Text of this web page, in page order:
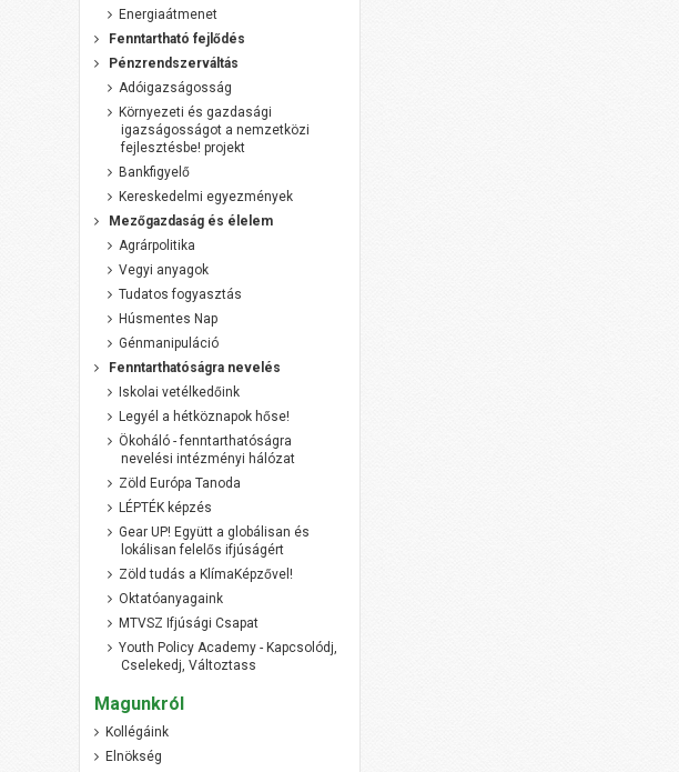
Energiaátmenet
Fenntartható fejlődés
Pénzrendszerváltás
Adóigazságosság
Környezeti és gazdasági
igazságosságot a nemzetközi
fejlesztésbe! projekt
Bankfigyelő
Kereskedelmi egyezmények
Mezőgazdaság és élelem
Agrárpolitika
Vegyi anyagok
Tudatos fogyasztás
Húsmentes Nap
Génmanipuláció
Fenntarthatóságra nevelés
Iskolai vetélkedőink
Legyél a hétköznapok hőse!
Ökoháló - fenntarthatóságra
nevelési intézményi hálózat
Zöld Európa Tanoda
LÉPTÉK képzés
Gear UP! Együtt a globálisan és
lokálisan felelős ifjúságért
Zöld tudás a KlímaKépzővel!
Oktatóanyagaink
MTVSZ Ifjúsági Csapat
Youth Policy Academy - Kapcsolódj,
Cselekedj, Változtass
Magunkról
Kollégáink
Elnökség